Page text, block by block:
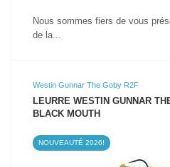
Nous sommes fiers de vous
de la...
Westin Gunnar The Goby R2F
LEURRE WESTIN GUNNAR
BLACK MOUTH
NOUVEAUTÉ 2026!